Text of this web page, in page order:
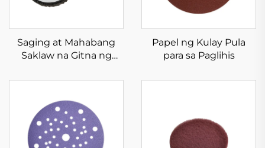
Saging at Mahabang
Saklaw na Gitna ng
Papel ng Kulay Pula
para sa Paglihis